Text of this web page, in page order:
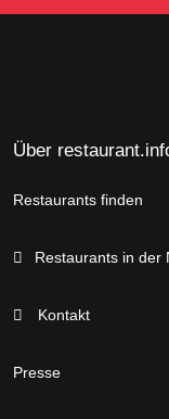
Über
Restaurants finden
Restaurants in der
Kontakt
Presse